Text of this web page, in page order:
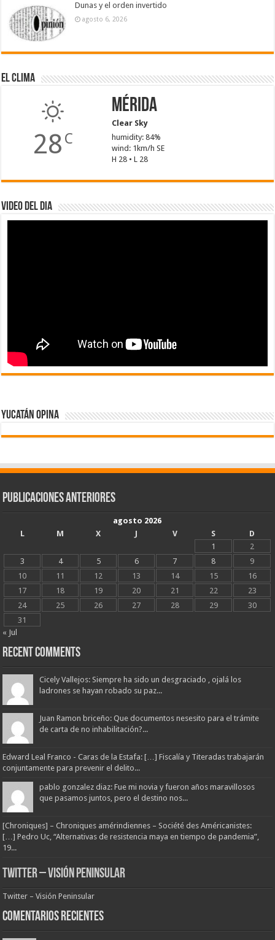
Dunas y el orden invertido
agosto 6, 2026
El Clima
28 C
Mérida
Clear Sky
humidity: 84%
wind: 1km/h SE
H 28 • L 28
Video del dia
Yucatán Opina
Publicaciones Anteriores
agosto 2026
L
M X J V S
D
1
2
3
4 5 6 7 8
9
10
11 12 13 14 15
16
17
18 19 20 21 22
23
24
25 26 27 28 29
30
31
« Jul
Recent Comments
Cicely Vallejos: Siempre ha sido un desgraciado , ojalá los
ladrones se hayan robado su paz...
Juan Ramon briceño: Que documentos nesesito para el trámite
de carta de no inhabilitación?...
Edward Leal Franco - Caras de la Estafa: […] Fiscalía y Titeradas trabajarán
conjuntamente para prevenir el delito...
pablo gonzalez diaz: Fue mi novia y fueron años maravillosos
que pasamos juntos, pero el destino nos...
[Chroniques] – Chroniques amérindiennes – Société des Américanistes:
[…] Pedro Uc, “Alternativas de resistencia maya en tiempo de pandemia”,
19...
Twitter – Visión Peninsular
Twitter – Visión Peninsular
Comentarios Recientes